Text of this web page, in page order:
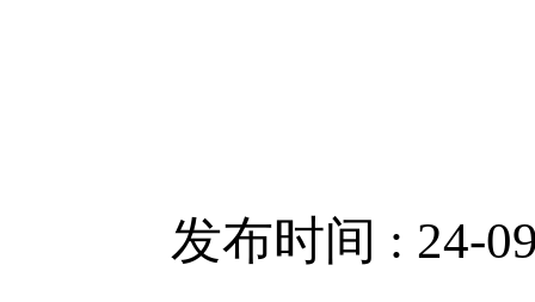
发布时间 : 24-